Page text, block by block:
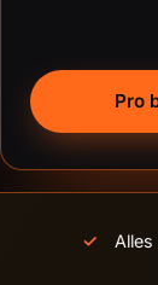
Pro
Alles